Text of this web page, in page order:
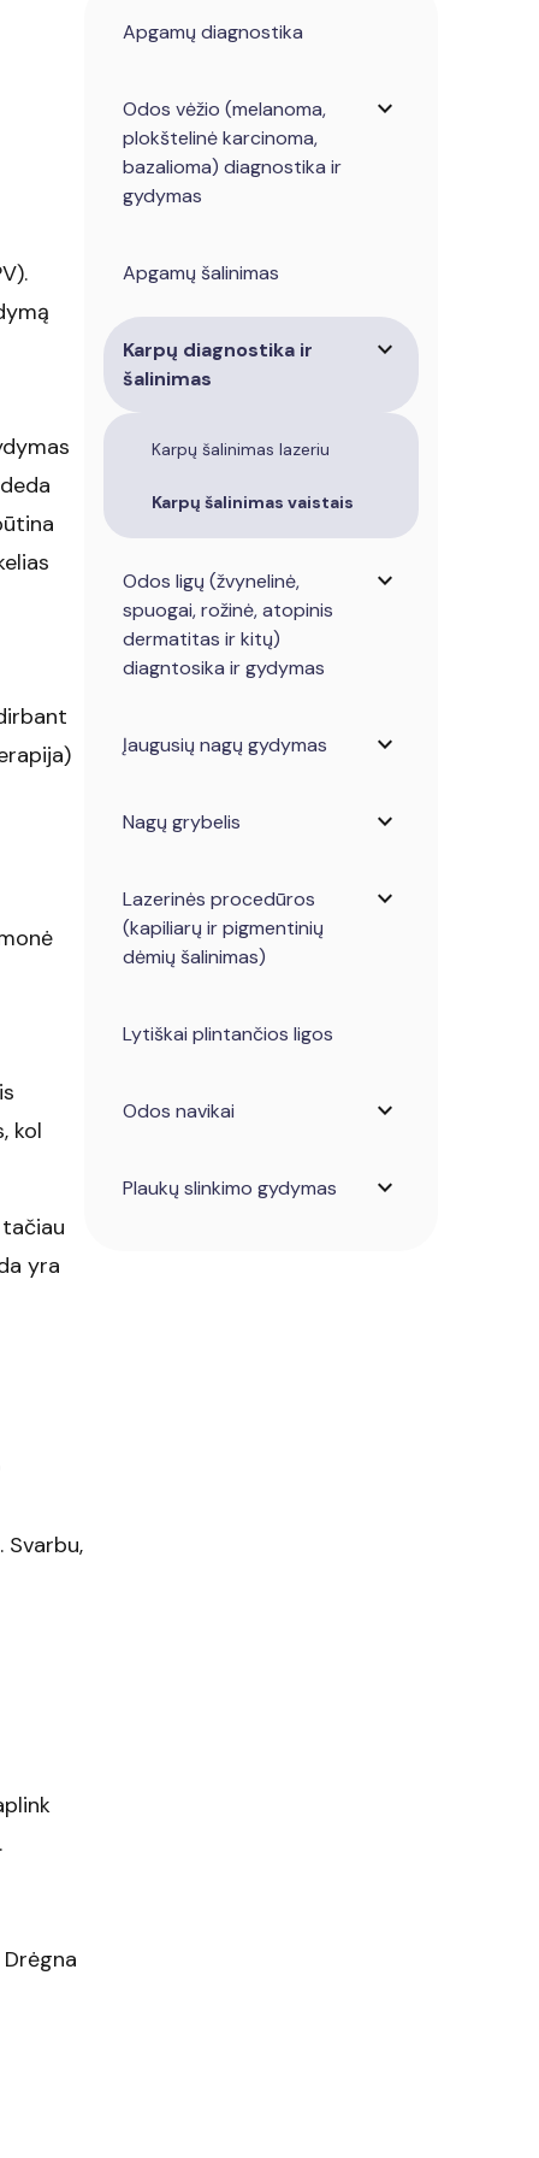
kol
yra
Svarbu,
Apgamų diagnostika
Odos vėžio (melanoma,
plokštelinė karcinoma,
bazalioma) diagnostika ir
gydymas
expand_more
Apgamų šalinimas
Karpų diagnostika ir
šalinimas
expand_more
Karpų šalinimas lazeriu
Karpų šalinimas vaistais
Odos ligų (žvynelinė,
spuogai, rožinė, atopinis
dermatitas ir kitų)
diagntosika ir gydymas
expand_more
Įaugusių nagų gydymas expand_more
Nagų grybelis expand_more
Lazerinės procedūros
(kapiliarų ir pigmentinių
dėmių šalinimas)
expand_more
Lytiškai plintančios ligos
Odos navikai expand_more
Plaukų slinkimo gydymas expand_more